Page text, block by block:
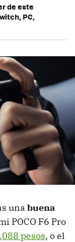
de este
PC,
una buena
POCO F6 Pro
pesos, o el